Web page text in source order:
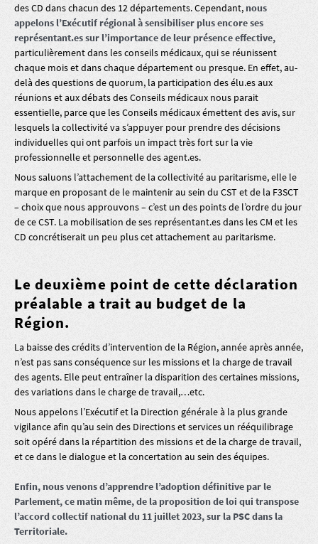
des CD dans chacun des 12 départements. Cependant,nous
appelons l’Exécutif régional à sensibiliser plus encore ses
représentant.es sur l’importance de leur présence effective,
particulièrement dans les conseils médicaux, qui se réunissent
chaque mois et dans chaque département ou presque. En effet, au-
delà des questions de quorum, la participation des élu.es aux
réunions et aux débats des Conseils médicaux nous parait
essentielle, parce que les Conseils médicaux émettent des avis, sur
lesquels la collectivité va s’appuyer pour prendre des décisions
individuelles qui ont parfois un impact très fort sur la vie
professionnelle et personnelle des agent.es.
Nous saluons l’attachement de la collectivité au paritarisme, elle le
marque en proposant de le maintenir au sein du CST et de la F3SCT
– choix que nous approuvons – c’est un des points de l’ordre du jour
de ce CST. La mobilisation de ses représentant.es dans les CM et les
CD concrétiserait un peu plus cet attachement au paritarisme.
Le deuxième point de cette déclaration
préalable a trait au budget de la
Région.
La baisse des crédits d’intervention de la Région, année après année,
n’est pas sans conséquence sur les missions et la charge de travail
des agents. Elle peut entraîner la disparition des certaines missions,
des variations dans le charge de travail,…etc.
Nous appelons l’Exécutif et la Direction générale à la plus grande
vigilance afin qu’au sein des Directions et services un rééquilibrage
soit opéré dans la répartition des missions et de la charge de travail,
et ce dans le dialogue et la concertation au sein des équipes.
Enfin, nous venons d’apprendre l’adoption définitive par le
Parlement, ce matin même, de la proposition de loi qui transpose
l’accord collectif national du 11 juillet 2023, sur la PSC dans la
Territoriale.